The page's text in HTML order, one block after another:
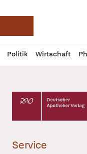
Deutsche
Politik Wirtschaft
Profil
öffnen
Daz
Pur
Deutscher
Service